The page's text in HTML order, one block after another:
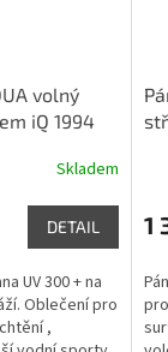
volný
iQ 1994
Skladem
DETAIL
UV 300 + na
Oblečení pro
,
1